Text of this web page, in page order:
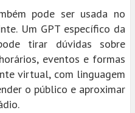
pode ser usada no
Um GPT específico da
tirar dúvidas sobre
eventos e formas
virtual, com linguagem
o público e aproximar